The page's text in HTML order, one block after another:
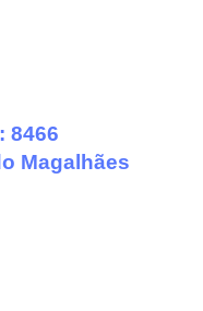
8466
Magalhães